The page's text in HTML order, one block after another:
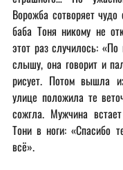
Ворожба сотворяет
баба Тоня никому не
этот раз случилось:
слышу, она говорит и
рисует. Потом вышла
улице положила те
сожгла. Мужчина
Тони в ноги: «Спасибо
всё».